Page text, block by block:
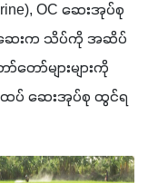
OC ဆေးအုပ်စု
ဆေးက သိပ်ကို အဆိပ်
ော်များများကို
ထပ် ဆေးအုပ်စု ထွင်ရ